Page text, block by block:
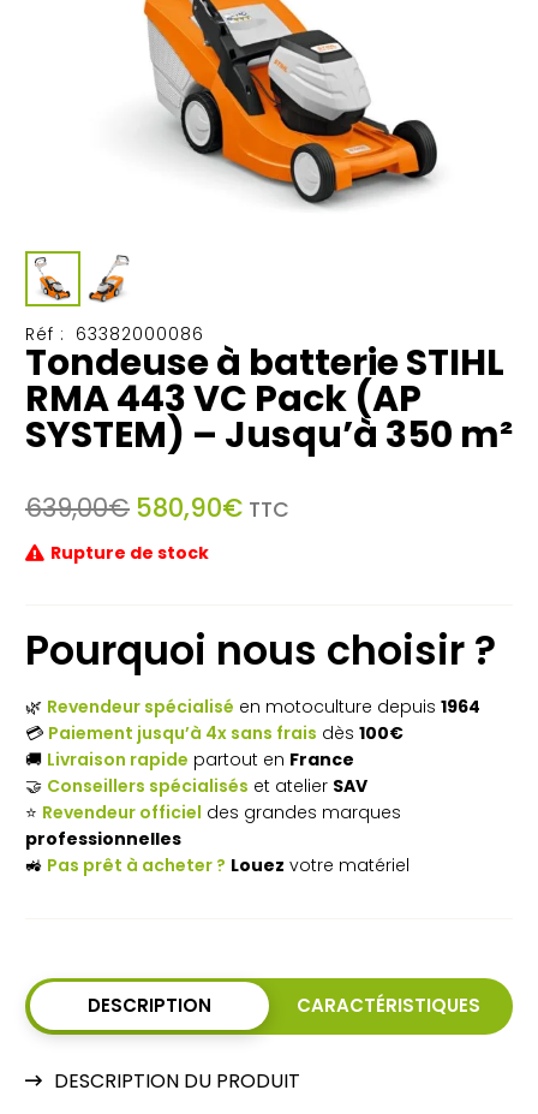
Réf : 63382000086
Tondeuse à batterie STIHL
RMA 443 VC Pack (AP
SYSTEM) – Jusqu’à 350 m²
639,00€ Le
initial
580,90€Le
TTC
Rupture de stock
Pourquoi nous choisir ?
🌿 Revendeur spécialisé en motoculture depuis 1964
💳 Paiement jusqu’à 4x sans frais dès 100€
🚚 Livraison rapide partout en France
🤝 Conseillers spécialisés et atelier SAV
⭐ Revendeur officiel des grandes marques
professionnelles
🚜 Pas prêt à acheter ? Louez votre matériel
DESCRIPTION CARACTÉRISTIQUES
DESCRIPTION DU PRODUIT